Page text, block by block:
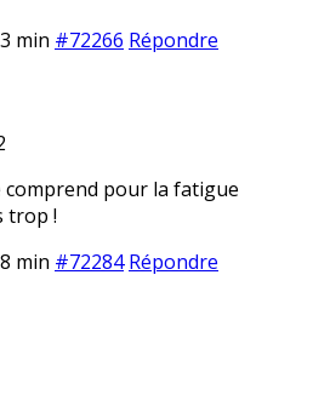
min #72266 Répondre
comprend pour la fatigue
trop !
min #72284 Répondre